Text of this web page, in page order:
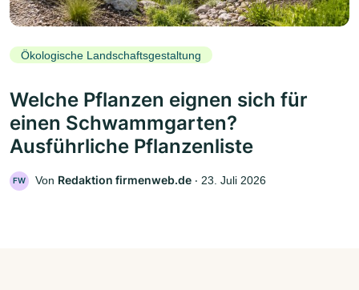
Ökologische Landschaftsgestaltung
Welche Pflanzen eignen sich für
einen Schwammgarten?
Ausführliche Pflanzenliste
FW Von Redaktion firmenweb.de ‧ 23. Juli 2026